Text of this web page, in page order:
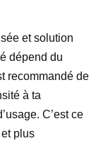
et solution
dépend du
recommandé de
à ta
C’est ce
plus